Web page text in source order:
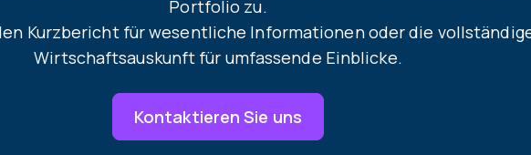
Portfolio zu.
Kurzbericht für wesentliche Informationen oder die
Wirtschaftsauskunft für umfassende Einblicke.
Kontaktieren Sie uns